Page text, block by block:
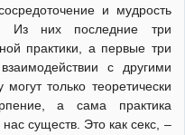
и мудрость
Из них последние три
практики, а первые три
с другими
только теоретически
а сама практика
существ. Это как секс, –